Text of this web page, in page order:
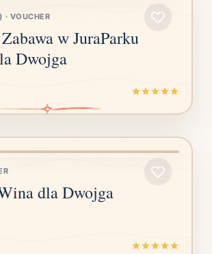
· VOUCHER
w JuraParku
Dwojga
dla Dwojga